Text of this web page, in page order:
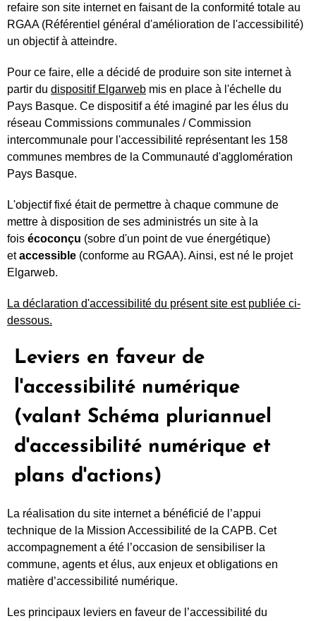
refaire son site internet en faisant de la conformité totale au
RGAA (Référentiel général d'amélioration de l'accessibilité)
un objectif à atteindre.
Pour ce faire, elle a décidé de produire son site internet à
partir du dispositif Elgarweb mis en place à l'échelle du
Pays Basque. Ce dispositif a été imaginé par les élus du
réseau Commissions communales / Commission
intercommunale pour l'accessibilité représentant les 158
communes membres de la Communauté d'agglomération
Pays Basque.
L'objectif fixé était de permettre à chaque commune de
mettre à disposition de ses administrés un site à la
fois écoconçu (sobre d'un point de vue énergétique)
etaccessible (conforme au RGAA). Ainsi, est né le projet
Elgarweb.
La déclaration d'accessibilité du présent site est publiée ci-
dessous.
Leviers en faveur de
l'accessibilité numérique
(valant Schéma pluriannuel
d'accessibilité numérique et
plans d'actions)
La réalisation du site internet a bénéficié de l’appui
technique de la Mission Accessibilité de la CAPB. Cet
accompagnement a été l’occasion de sensibiliser la
commune, agents et élus, aux enjeux et obligations en
matière d’accessibilité numérique.
Les principaux leviers en faveur de l’accessibilité du